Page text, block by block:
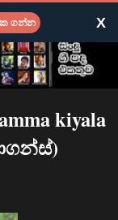
kiyala
ගන්න X